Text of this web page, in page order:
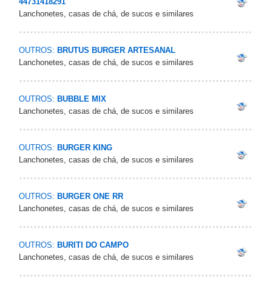
Lanchonetes, casas de chá, de sucos e similares
OUTROS: BRUTUS BURGER ARTESANAL
Lanchonetes, casas de chá, de sucos e similares
OUTROS: BUBBLE MIX
Lanchonetes, casas de chá, de sucos e similares
OUTROS: BURGER KING
Lanchonetes, casas de chá, de sucos e similares
OUTROS: BURGER ONE RR
Lanchonetes, casas de chá, de sucos e similares
OUTROS: BURITI DO CAMPO
Lanchonetes, casas de chá, de sucos e similares